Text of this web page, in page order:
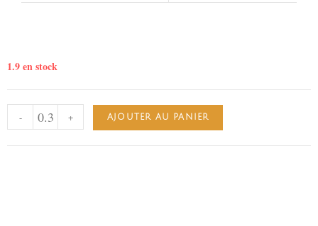
1.9 en stock
- + AJOUTER AU PANIER